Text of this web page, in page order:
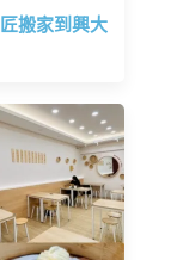
搬家到興大